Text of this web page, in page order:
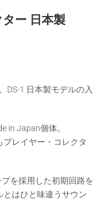
ター 日本製
DS-1 日本製モデルの入
in Japan個体。
レイヤー・コレクタ
を採用した初期回路を
はひと味違うサウン